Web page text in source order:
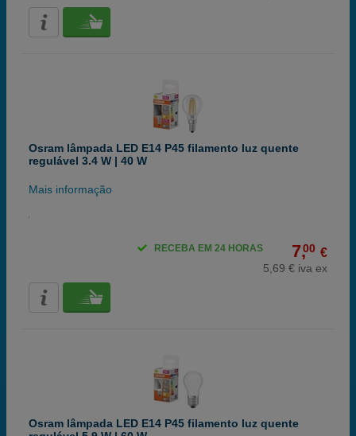
Osram lâmpada LED E14 P45 filamento luz quente
regulável 3.4 W | 40 W
Mais informação
7,00 €
5,69 € iva ex
RECEBA EM 24 HORAS
Osram lâmpada LED E14 P45 filamento luz quente